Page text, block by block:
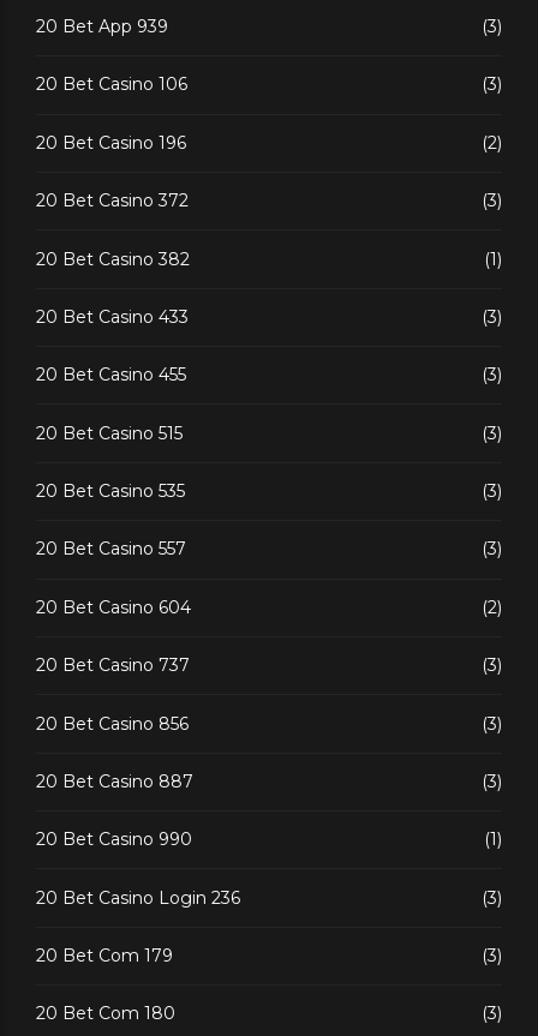
20 Bet App 939 (3)
20 Bet Casino 106 (3)
20 Bet Casino 196 (2)
20 Bet Casino 372 (3)
20 Bet Casino 382 (1)
20 Bet Casino 433 (3)
20 Bet Casino 455 (3)
20 Bet Casino 515 (3)
20 Bet Casino 535 (3)
20 Bet Casino 557 (3)
20 Bet Casino 604 (2)
20 Bet Casino 737 (3)
20 Bet Casino 856 (3)
20 Bet Casino 887 (3)
20 Bet Casino 990 (1)
20 Bet Casino Login 236 (3)
20 Bet Com 179 (3)
20 Bet Com 180 (3)